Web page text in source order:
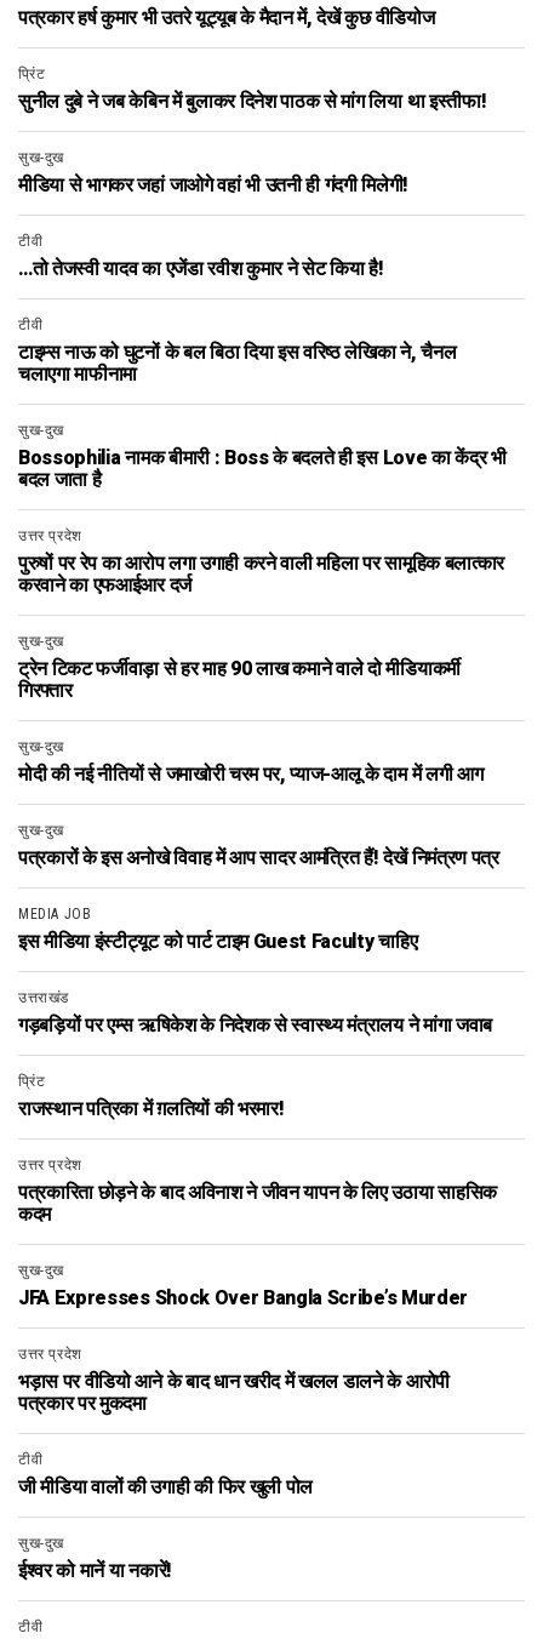
पत्रकार हर्ष कुमार भी उतरे यूट्यूब के मैदान में, देखें कुछ वीडियोज
प्रिंट
सुनील दुबे ने जब केबिन में बुलाकर दिनेश पाठक से मांग लिया था इस्तीफा!
सुख-दुख
मीडिया से भागकर जहां जाओगे वहां भी उतनी ही गंदगी मिलेगी!
टीवी
…तो तेजस्वी यादव का एजेंडा रवीश कुमार ने सेट किया है!
टीवी
टाइम्स नाऊ को घुटनों के बल बिठा दिया इस वरिष्ठ लेखिका ने, चैनल
चलाएगा माफीनामा
सुख-दुख
Bossophilia नामक बीमारी : Boss के बदलते ही इस Love का केंद्र भी
बदल जाता है
उत्तर प्रदेश
पुरुषों पर रेप का आरोप लगा उगाही करने वाली महिला पर सामूहिक बलात्कार
करवाने का एफआईआर दर्ज
सुख-दुख
ट्रेन टिकट फर्जीवाड़ा से हर माह 90 लाख कमाने वाले दो मीडियाकर्मी
गिरफ्तार
सुख-दुख
मोदी की नई नीतियों से जमाखोरी चरम पर, प्याज-आलू के दाम में लगी आग
सुख-दुख
पत्रकारों के इस अनोखे विवाह में आप सादर आमंत्रित हैं! देखें निमंत्रण पत्र
MEDIA JOB
इस मीडिया इंस्टीट्यूट को पार्ट टाइम Guest Faculty चाहिए
उत्तराखंड
गड़बड़ियों पर एम्स ऋषिकेश के निदेशक से स्वास्थ्य मंत्रालय ने मांगा जवाब
प्रिंट
राजस्थान पत्रिका में ग़लतियों की भरमार!
उत्तर प्रदेश
पत्रकारिता छोड़ने के बाद अविनाश ने जीवन यापन के लिए उठाया साहसिक
कदम
सुख-दुख
JFA Expresses Shock Over Bangla Scribe’s Murder
उत्तर प्रदेश
भड़ास पर वीडियो आने के बाद धान खरीद में खलल डालने के आरोपी
पत्रकार पर मुकदमा
टीवी
जी मीडिया वालों की उगाही की फिर खुली पोल
सुख-दुख
ईश्वर को मानें या नकारें!
टीवी